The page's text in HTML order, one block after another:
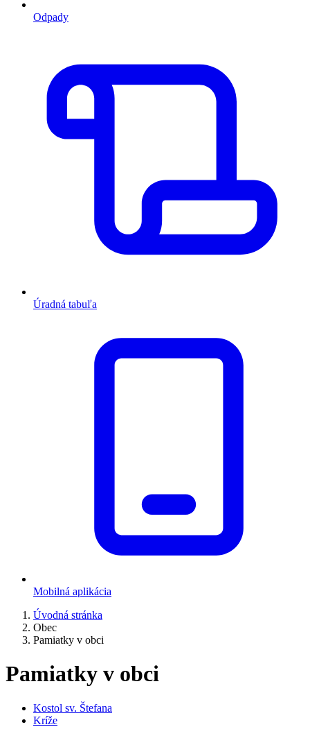
Odpady
Úradná tabuľa
Mobilná aplikácia
Úvodná stránka
Obec
Pamiatky v obci
Pamiatky v obci
Kostol sv. Štefana
Kríže